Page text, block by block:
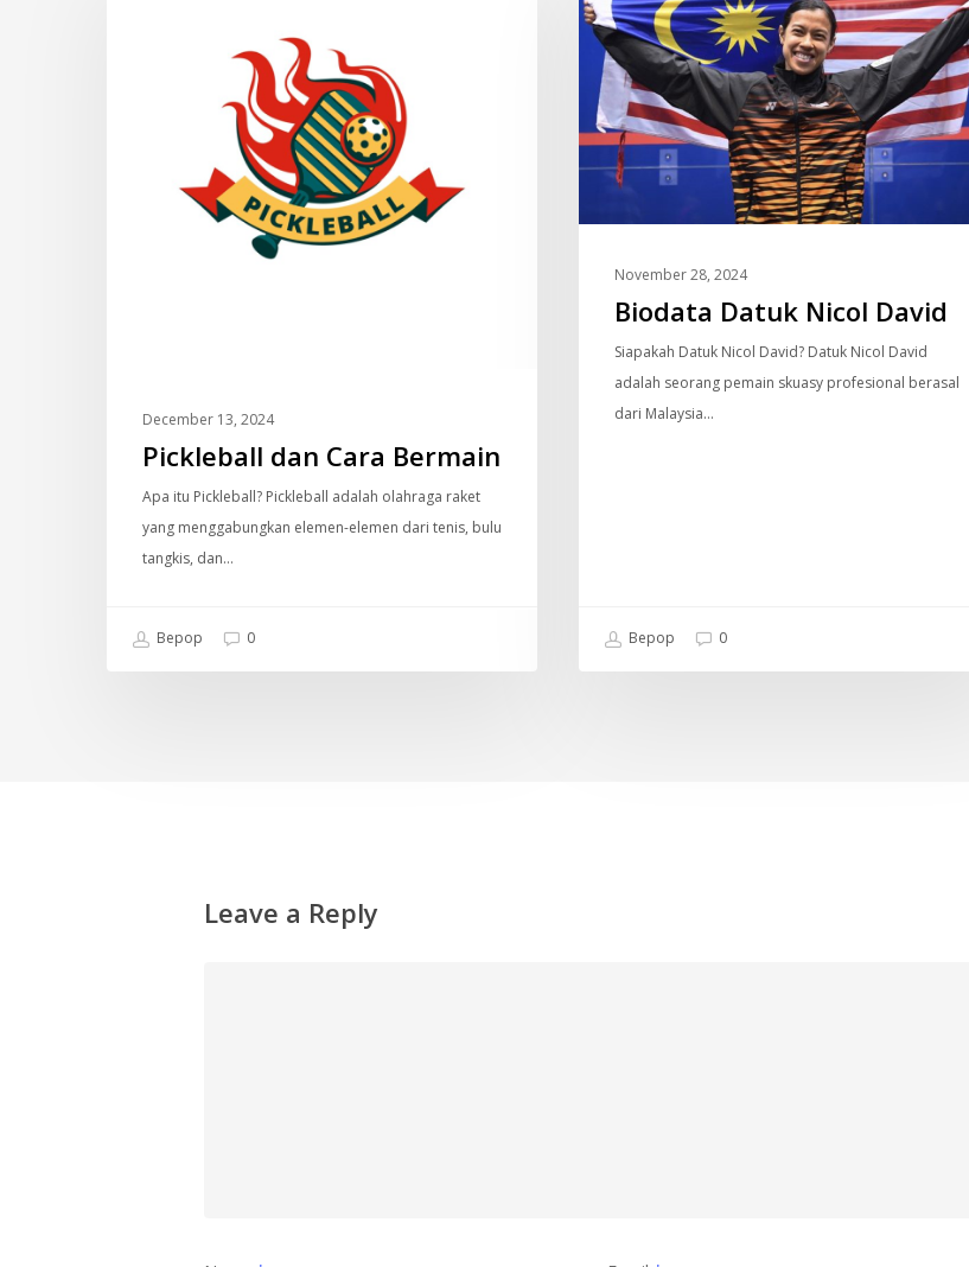
December 13, 2024
Pickleball dan Cara Bermain
Apa itu Pickleball? Pickleball adalah olahraga raket
yang menggabungkan elemen-elemen dari tenis, bulu
tangkis, dan…
Bepop 0
Nicol
David
November 28, 2024
Biodata Datuk Nicol David
Siapakah Datuk Nicol David? Datuk Nicol David
adalah seorang pemain skuasy profesional berasal
dari Malaysia…
Bepop 0
Leave a Reply